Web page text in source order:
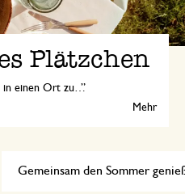
Plätzchen
einen ruhigen Moment in der Sonne, ein gutes Buch oder einen langen Sommerabend im Freien.
Mehr
Gemeinsam den Sommer